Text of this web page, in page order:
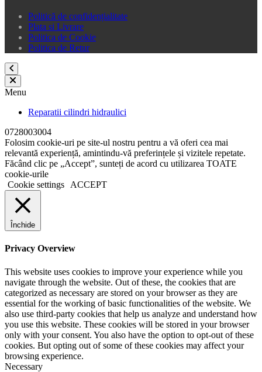
Politică de confidențialitate
Plata si Livrare
Politica de Cookie
Politica de Retur
Menu
Reparatii cilindri hidraulici
0728003004
Folosim cookie-uri pe site-ul nostru pentru a vă oferi cea mai
relevantă experiență, amintindu-vă preferințele și vizitele repetate.
Făcând clic pe „Accept”, sunteți de acord cu utilizarea TOATE
cookie-urile
Cookie settings
ACCEPT
Închide
Privacy Overview
This website uses cookies to improve your experience while you
navigate through the website. Out of these, the cookies that are
categorized as necessary are stored on your browser as they are
essential for the working of basic functionalities of the website. We
also use third-party cookies that help us analyze and understand how
you use this website. These cookies will be stored in your browser
only with your consent. You also have the option to opt-out of these
cookies. But opting out of some of these cookies may affect your
browsing experience.
Necessary